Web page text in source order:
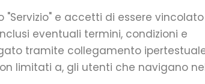
e accetti di essere
eventuali termini, condizioni e
tramite collegamento
limitati a, gli utenti che navigano